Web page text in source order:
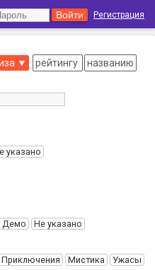
Регистрация
▼ рейтингу
названию
указано
Демо Не указано
Приключения Мистика
Ужасы